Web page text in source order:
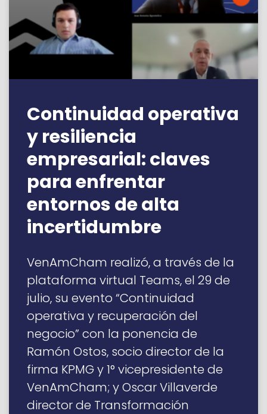
Continuidad operativa
y resiliencia
empresarial: claves
para enfrentar
entornos de alta
incertidumbre
VenAmCham realizó, a través de la
plataforma virtual Teams, el 29 de
julio, su evento “Continuidad
operativa y recuperación del
negocio” con la ponencia de
Ramón Ostos, socio director de la
firma KPMG y 1° vicepresidente de
VenAmCham; y Oscar Villaverde
director de Transformación